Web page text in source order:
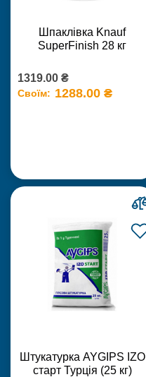
Шпаклівка Knauf
SuperFinish 28 кг
1319.00 ₴
Своїм: 1288.00 ₴
Штукатурка AYGIPS IZO
старт Турція (25 кг)